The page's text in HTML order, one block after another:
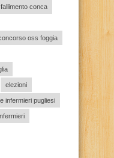
conca
oss foggia
elezioni
infermieri pugliesi